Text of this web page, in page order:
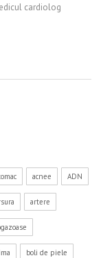
cardiolog
acnee ADN
artere
boli de piele